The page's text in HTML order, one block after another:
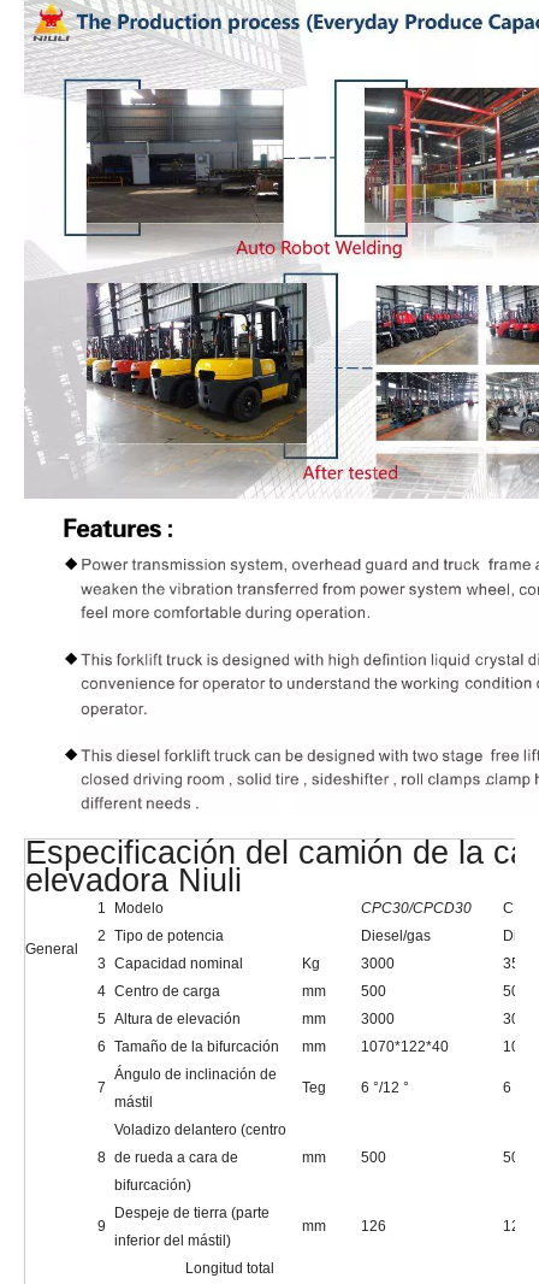
Especificación del camión de la
elevadora Niuli
General
1 Modelo CPC30/CPCD30
2 Tipo de potencia Diesel/gas
3 Capacidad nominal Kg 3000
3500
4 Centro de carga mm 500
500
5 Altura de elevación mm 3000
3000
6 Tamaño de la bifurcación mm 1070*122*40
7
Ángulo de inclinación de
mástil
Teg 6 °/12 ° 6 °/
8
Voladizo delantero (centro
de rueda a cara de
bifurcación)
mm 500 500
9
Despeje de tierra (parte
inferior del mástil)
mm 126 126
Longitud total